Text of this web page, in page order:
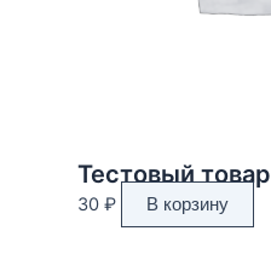
Тестовый товар
30 ₽ В корзину